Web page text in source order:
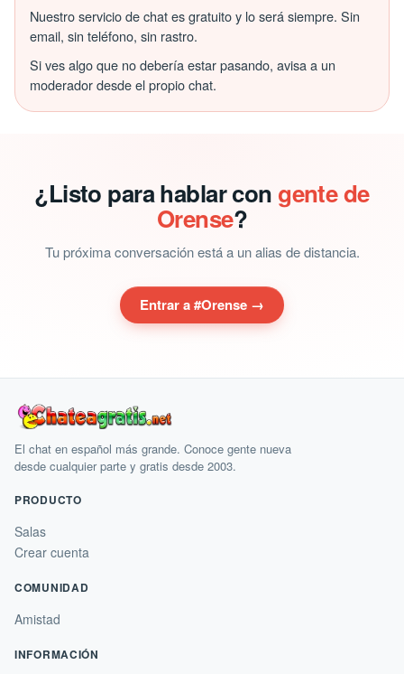
Nuestro servicio de chat es gratuito y lo será siempre. Sin
email, sin teléfono, sin rastro.
Si ves algo que no debería estar pasando, avisa a un
moderador desde el propio chat.
¿Listo para hablar con gente de
Orense?
Tu próxima conversación está a un alias de distancia.
Entrar a #Orense →
El chat en español más grande. Conoce gente nueva
desde cualquier parte y gratis desde 2003.
PRODUCTO
Salas
Crear cuenta
COMUNIDAD
Amistad
INFORMACIÓN